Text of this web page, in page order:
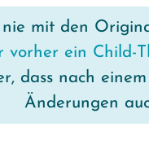
mit den
vorher ein Child-
dass nach
Änderungen